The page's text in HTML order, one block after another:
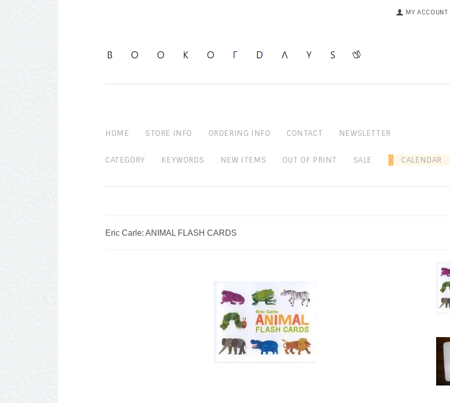
MY ACCOUNT
HOME STORE INFO ORDERING INFO CONTACT NEWSLETTER
CATEGORY KEYWORDS NEW ITEMS OUT OF PRINT SALE CALENDAR
Eric Carle: ANIMAL FLASH CARDS